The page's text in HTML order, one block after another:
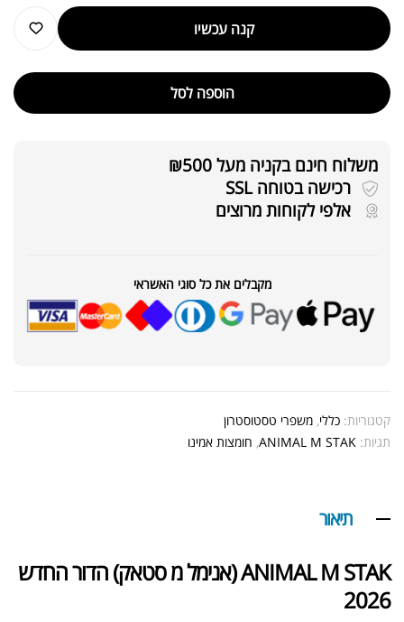
קנה עכשיו
הוספה לסל
משלוח חינם בקניה מעל ₪500
רכישה בטוחה SSL
אלפי לקוחות מרוצים
מקבלים את כל סוגי האשראי
קטגוריות: כללי, משפרי טסטוסטרון
תגיות: ANIMAL M STAK
, חומצות אמינו
תיאור
ANIMAL M STAK (אנימל מ סטאק) הדור החדש
2026